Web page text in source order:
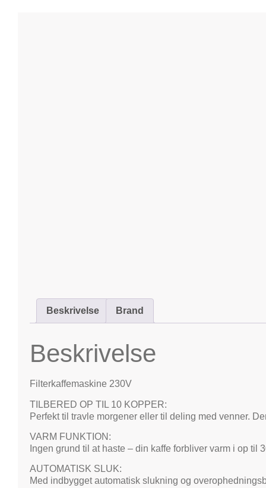
Beskrivelse Brand
Beskrivelse
Filterkaffemaskine 230V
TILBERED OP TIL 10 KOPPER:
Perfekt til travle morgener eller til deling med venner.
VARM FUNKTION:
Ingen grund til at haste – din kaffe forbliver varm i op til
AUTOMATISK SLUK:
Med indbygget automatisk slukning og